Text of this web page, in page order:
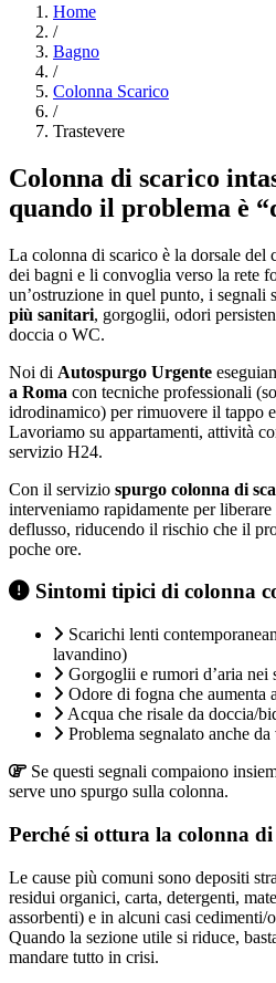
Home
/
Bagno
/
Colonna Scarico
/
Trastevere
Colonna di scarico
quando il problema è
La colonna di scarico è la dorsale
dei bagni e li convoglia verso la rete
un’ostruzione in quel punto, i segnali
più sanitari, gorgoglii, odori
doccia o WC.
Noi di Autospurgo Urgente
a Roma con tecniche professionali
idrodinamico) per rimuovere il tappo
Lavoriamo su appartamenti, attività
servizio H24.
Con il servizio spurgo colonna di
interveniamo rapidamente per
deflusso, riducendo il rischio che il
poche ore.
Sintomi tipici di colonna
Scarichi lenti
lavandino)
Gorgoglii e rumori d’aria nei
Odore di fogna che aumenta
Acqua che risale da doccia/
Problema segnalato anche
Se questi segnali compaiono
serve uno spurgo sulla colonna.
Perché si ottura la colonna di
Le cause più comuni sono depositi
residui organici, carta, detergenti,
assorbenti) e in alcuni casi
Quando la sezione utile si riduce,
mandare tutto in crisi.